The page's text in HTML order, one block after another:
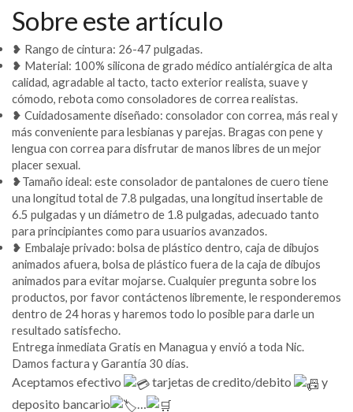
Sobre este artículo
❥ Rango de cintura: 26-47 pulgadas.
❥ Material: 100% silicona de grado médico antialérgica de alta
calidad, agradable al tacto, tacto exterior realista, suave y
cómodo, rebota como consoladores de correa realistas.
❥ Cuidadosamente diseñado: consolador con correa, más real y
más conveniente para lesbianas y parejas. Bragas con pene y
lengua con correa para disfrutar de manos libres de un mejor
placer sexual.
❥Tamaño ideal: este consolador de pantalones de cuero tiene
una longitud total de 7.8 pulgadas, una longitud insertable de
6.5 pulgadas y un diámetro de 1.8 pulgadas, adecuado tanto
para principiantes como para usuarios avanzados.
❥ Embalaje privado: bolsa de plástico dentro, caja de dibujos
animados afuera, bolsa de plástico fuera de la caja de dibujos
animados para evitar mojarse. Cualquier pregunta sobre los
productos, por favor contáctenos libremente, le responderemos
dentro de 24 horas y haremos todo lo posible para darle un
resultado satisfecho.
Entrega inmediata Gratis en Managua y envió a toda Nic.
Damos factura y Garantía 30 días.
Aceptamos efectivo tarjetas de credito/debito
y
deposito bancario